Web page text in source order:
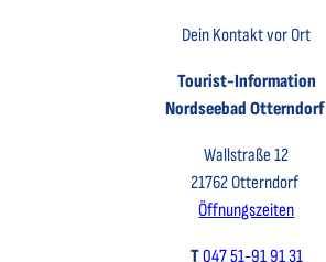
Dein Kontakt vor Ort
Tourist-Information
Nordseebad Otterndorf
Wallstraße 12
21762 Otterndorf
Öffnungszeiten
T047 51-91 91 31